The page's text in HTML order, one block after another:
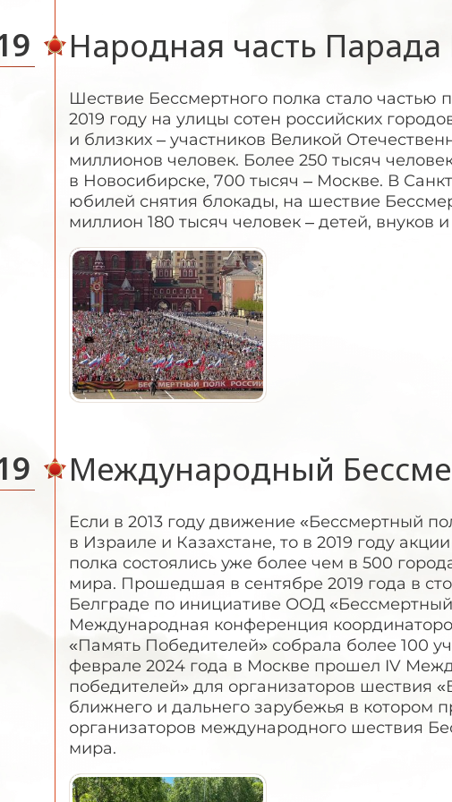
Народная часть
Шествие Бессмертного полка стало
2019 году на улицы сотен российских
и близких – участников Великой
миллионов человек. Более 250 тысяч
в Новосибирске, 700 тысяч – Москве. В
юбилей снятия блокады, на шествие
миллион 180 тысяч человек – детей, внуков
Международный
Если в 2013 году движение «Бессмертный
в Израиле и Казахстане, то в 2019 году
полка состоялись уже более чем в 500
мира. Прошедшая в сентябре 2019 года в
Белграде по инициативе ООД
Международная конференция
«Память Победителей» собрала более 100
феврале 2024 года в Москве прошел IV
победителей» для организаторов шествия
ближнего и дальнего зарубежья в котором
организаторов международного шествия
мира.